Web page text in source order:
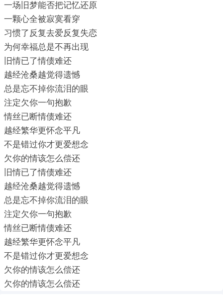
一场旧梦能否把记忆还原
一颗心全被寂寞看穿
习惯了反复去爱反复失恋
为何幸福总是不再出现
旧情已了情债难还
越经沧桑越觉得遗憾
总是忘不掉你流泪的眼
注定欠你一句抱歉
情丝已断情债难还
越经繁华更怀念平凡
不是错过你才更爱想念
欠你的情该怎么偿还
旧情已了情债难还
越经沧桑越觉得遗憾
总是忘不掉你流泪的眼
注定欠你一句抱歉
情丝已断情债难还
越经繁华更怀念平凡
不是错过你才更爱想念
欠你的情该怎么偿还
欠你的情该怎么偿还